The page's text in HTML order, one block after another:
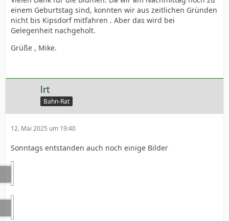
einem Geburtstag sind, konnten wir aus zeitlichen Gründen
nicht bis Kipsdorf mitfahren . Aber das wird bei
Gelegenheit nachgeholt.
Grüße , Mike.
lrt
Bahn-Rat
12. Mai 2025 um 19:40
Sonntags entstanden auch noch einige Bilder